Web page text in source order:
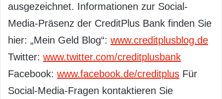
ausgezeichnet. Informationen zur Social-
Media-Präsenz der CreditPlus Bank finden Sie
hier: „Mein Geld Blog“: www.creditplusblog.de
Twitter: www.twitter.com/creditplusbank
Facebook: www.facebook.de/creditplus Für
Social-Media-Fragen kontaktieren Sie